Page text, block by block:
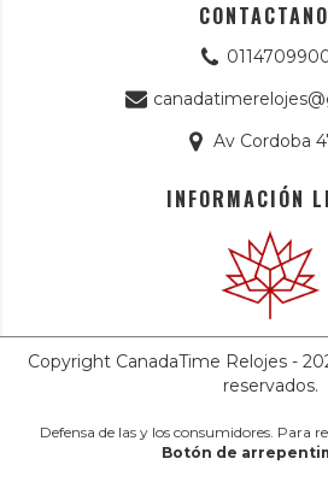
Av Cordoba
INFORMACIÓN
Copyright CanadaTime Relojes -
reservados.
Defensa de las y los consumidores. Para
Botón de